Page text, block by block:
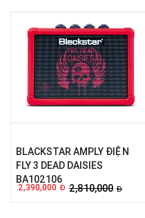
BLACKSTAR AMPLY ĐIỆN
FLY 3 DEAD DAISIES
BA102106
2,390,000 Đ 2,810,000 Đ